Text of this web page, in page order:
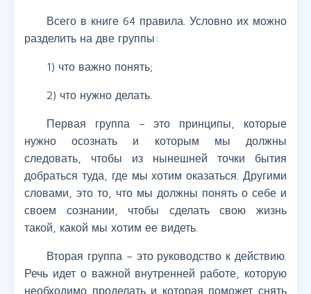
Всего в книге 64 правила. Условно их можно
разделить на две группы:
1) что важно понять;
2) что нужно делать.
Первая группа – это принципы, которые
нужно осознать и которым мы должны
следовать, чтобы из нынешней точки бытия
добраться туда, где мы хотим оказаться. Другими
словами, это то, что мы должны понять о себе и
своем сознании, чтобы сделать свою жизнь
такой, какой мы хотим ее видеть.
Вторая группа – это руководство к действию.
Речь идет о важной внутренней работе, которую
необходимо проделать и которая поможет снять